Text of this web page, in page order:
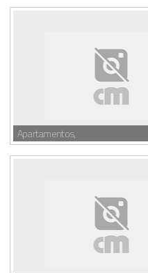
Apartamentos,